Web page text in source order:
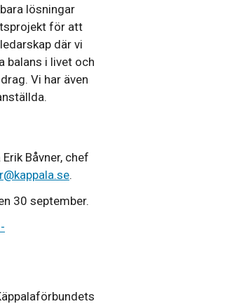
lösningar
för att
där vi
balans i livet och
Vi har även
Båvner, chef
.
30 september.